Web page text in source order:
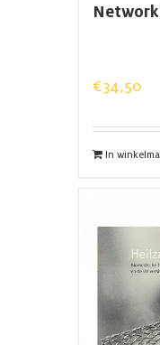
€34,50
In